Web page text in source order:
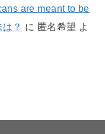
are meant to be
？ に 匿名希望 よ